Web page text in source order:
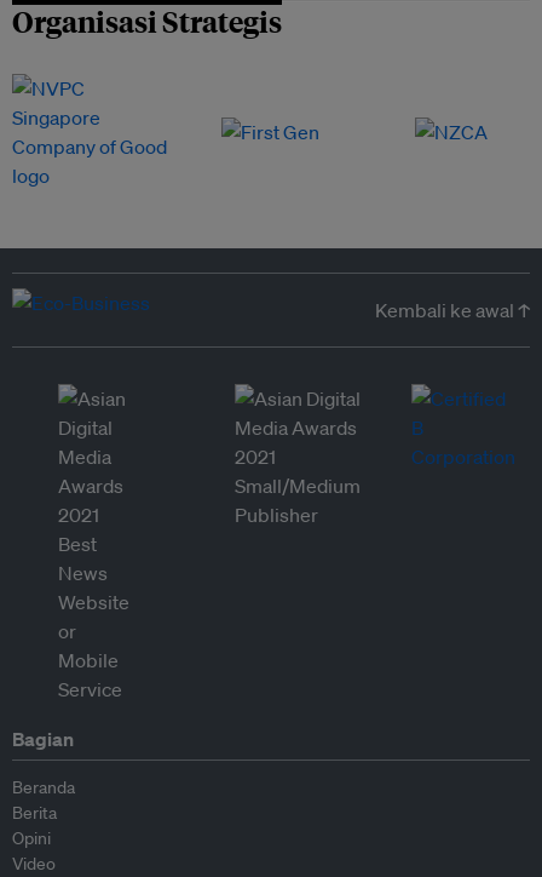
Organisasi Strategis
Kembali ke awal ↑
Bagian
Beranda
Berita
Opini
Video